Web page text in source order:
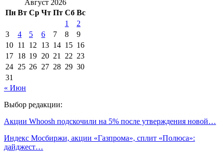
Август 2026
Пн Вт Ср Чт Пт Сб Вс
1
2
3
4 5 6 7 8
9
10 11 12 13 14 15 16
17 18 19 20 21 22 23
24 25 26 27 28 29 30
31
« Июн
Выбор редакции:
Акции Whoosh подскочили на 5% после утверждения новой…
Индекс Мосбиржи, акции «Газпрома», сплит «Полюса»:
дайджест…